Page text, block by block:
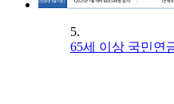
5.
65세 이상 국민연